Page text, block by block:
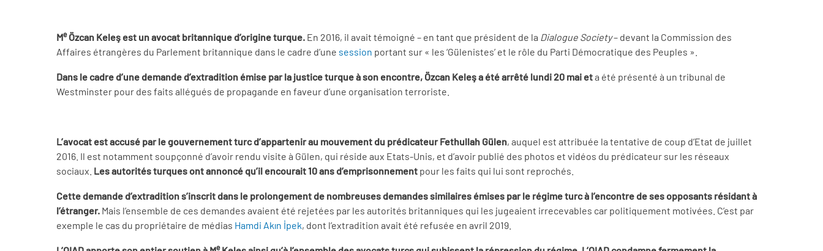
MeÖzcan Keleş est un avocat britannique d’origine turque. En 2016, il avait témoigné – en tant que président de la Dialogue Society– devant la Commission des
Affaires étrangères du Parlement britannique dans le cadre d’une session portant sur « les ‘Gülenistes’ et le rôle du Parti Démocratique des Peuples ».
Dans le cadre d’une demande d’extradition émise par la justice turque à son encontre, Özcan Keleş a été arrêté lundi 20 mai eta été présenté à un tribunal de
Westminster pour des faits allégués de propagande en faveur d’une organisation terroriste.
L’avocat est accusé par le gouvernement turc d’appartenir au mouvement du prédicateur Fethullah Gülen, auquel est attribuée la tentative de coup d’Etat de juillet
2016. Il est notamment soupçonné d’avoir rendu visite à Gülen, qui réside aux Etats-Unis, et d’avoir publié des photos et vidéos du prédicateur sur les réseaux
sociaux. Les autorités turques ont annoncé qu’il encourait 10 ans d’emprisonnement pour les faits qui lui sont reprochés.
Cette demande d’extradition s’inscrit dans le prolongement de nombreuses demandes similaires émises par le régime turc à l’encontre de ses opposants résidant à
l’étranger. Mais l’ensemble de ces demandes avaient été rejetées par les autorités britanniques qui les jugeaient irrecevables car politiquement motivées. C’est par
exemple le cas du propriétaire de médias Hamdi Akın İpek, dont l’extradition avait été refusée en avril 2019.
e